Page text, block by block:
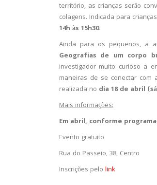
território, as crianças serão
colagens. Indicada para
14h às 15h30.
Ainda para os pequenos, a
Geografias de um corpo
investigador muito curioso a
maneiras de se conectar
realizada no dia 18 de abril
Mais informações:
Em abril, conforme
Evento gratuito
Rua do Passeio, 38, Centro
Inscrições pelo link